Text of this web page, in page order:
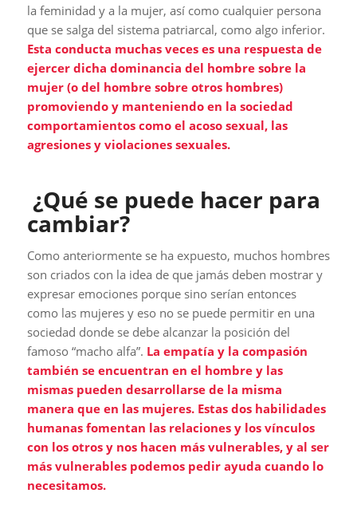
la feminidad y a la mujer, así como cualquier persona
que se salga del sistema patriarcal, como algo inferior.
Esta conducta muchas veces es una respuesta de
ejercer dicha dominancia del hombre sobre la
mujer (o del hombre sobre otros hombres)
promoviendo y manteniendo en la sociedad
comportamientos como el acoso sexual, las
agresiones y violaciones sexuales.
¿Qué se puede hacer para
cambiar?
Como anteriormente se ha expuesto, muchos hombres
son criados con la idea de que jamás deben mostrar y
expresar emociones porque sino serían entonces
como las mujeres y eso no se puede permitir en una
sociedad donde se debe alcanzar la posición del
famoso “macho alfa”. La empatía y la compasión
también se encuentran en el hombre y las
mismas pueden desarrollarse de la misma
manera que en las mujeres. Estas dos habilidades
humanas fomentan las relaciones y los vínculos
con los otros y nos hacen más vulnerables, y al ser
más vulnerables podemos pedir ayuda cuando lo
necesitamos.